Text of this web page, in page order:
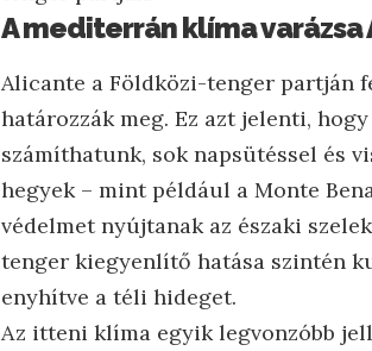
A mediterrán klíma
Alicante a Földközi-tenger partján
határozzák meg. Ez azt jelenti,
számíthatunk, sok napsütéssel és
hegyek – mint például a Monte
védelmet nyújtanak az északi
tenger kiegyenlítő hatása szintén
enyhítve a téli hideget.
Az itteni klíma egyik legvonzóbb